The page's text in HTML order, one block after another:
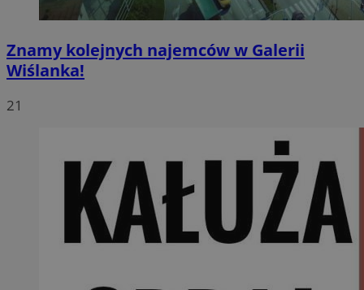
Znamy kolejnych najemców w Galerii
Wiślanka!
21